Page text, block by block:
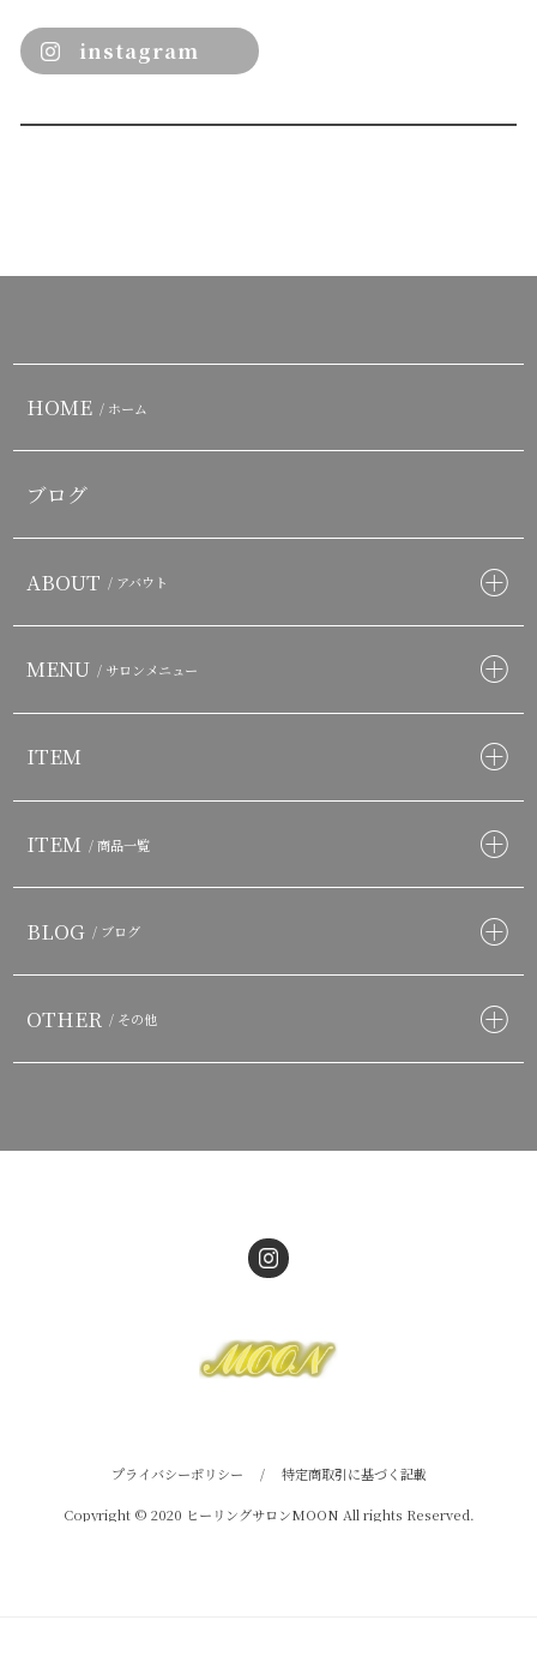
instagram
HOME / ホーム
ブログ
ABOUT / アバウト
MENU / サロンメニュー
ITEM
ITEM / 商品一覧
BLOG / ブログ
OTHER / その他
プライバシーポリシー / 特定商取引に基づく記載
Copyright © 2020 ヒーリングサロンMOON All rights Reserved.